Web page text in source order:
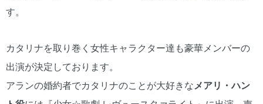
す。
カタリナを取り巻く女性キャラクター達も豪華メンバーの
出演が決定しております。
アランの婚約者でカタリナのことが大好きなメアリ・ハン